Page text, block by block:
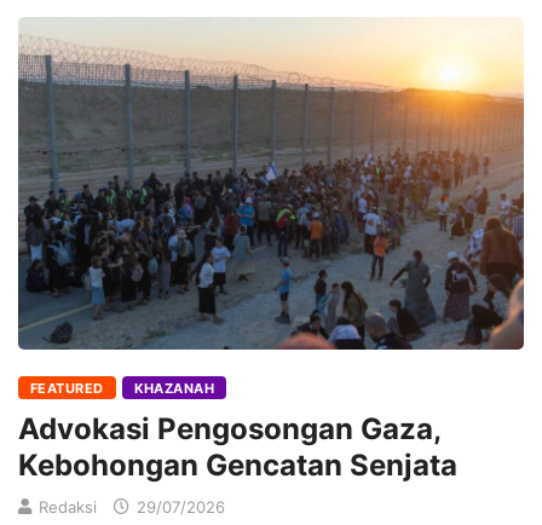
FEATURED KHAZANAH
Advokasi Pengosongan Gaza,
Kebohongan Gencatan Senjata
Redaksi 29/07/2026